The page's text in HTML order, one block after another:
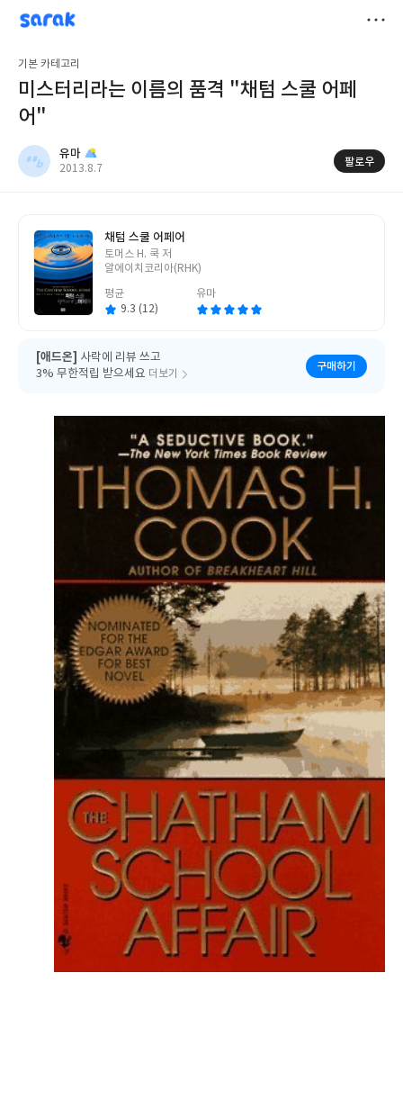
sarak
유마
기본 카테고리
미스터리라는 이름의 품격 "채텀 스쿨 어페
어"
유마
작
2013.8.7
팔로우
채텀 스쿨 어페어
글
쓴
토머스 H. 쿡 저
알에이치코리아(RHK)
평균
9.3 (12)
유마
[애드온] 사락에 리뷰 쓰고
3% 무한적립 받으세요 더보기
구매하기